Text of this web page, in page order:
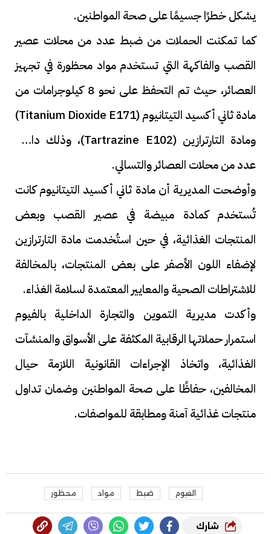
يشكل خطرًا جسيمًا على صحة المواطنين.
كما تمكنت الحملات من ضبط عدد من محلات عصير
القصب والفاكهة التي تستخدم مواد محظورة في تجهيز
العصائر، حيث تم التحفظ على نحو 8 كيلوجرامات من
مادة ثاني أكسيد التيتانيوم (Titanium Dioxide E171)
ومادة التارترازين (Tartrazine E102)، وذلك داخل
عدد من محلات العصائر والتسالي.
وأوضحت المديرية أن مادة ثاني أكسيد التيتانيوم كانت
تُستخدم كمادة مبيضة في عصير القصب وبعض
المنتجات الغذائية، في حين استُخدمت مادة التارترازين
لإضفاء اللون الأصفر على بعض المنتجات، بالمخالفة
للاشتراطات الصحية والمعايير المعتمدة لسلامة الغذاء.
وأكدت مديرية التموين والتجارة الداخلية بالفيوم
استمرار حملاتها الرقابية المكثفة على الأسواق والمنشآت
الغذائية، واتخاذ الإجراءات القانونية اللازمة حيال
المخالفين، حفاظًا على صحة المواطنين وضمان تداول
منتجات غذائية آمنة ومطابقة للمواصفات.
الفيوم ضبط مواد محظور
شارك